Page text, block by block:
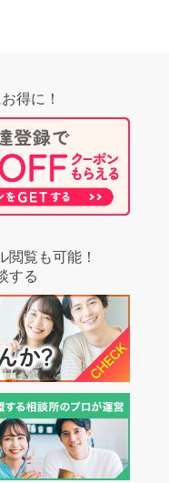
得に！
閲覧も可能！
する